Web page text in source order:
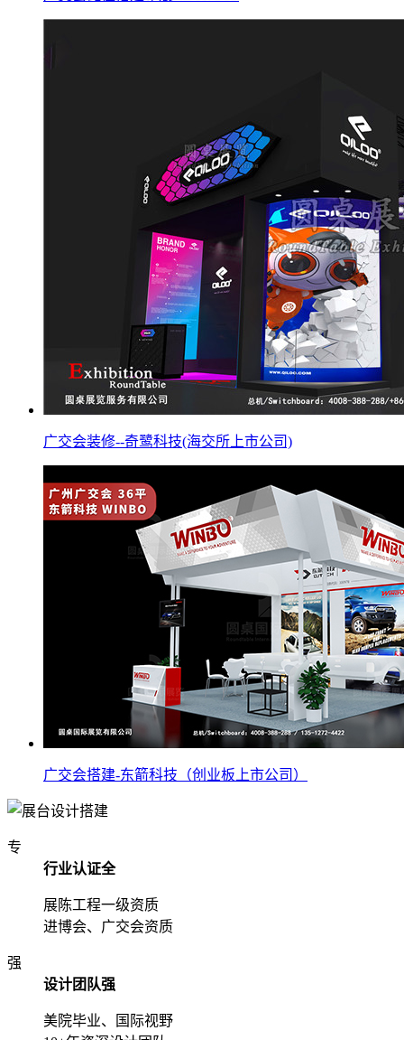
广交会装修--奇鹭科技(海交所上市公司)
广交会搭建-东箭科技（创业板上市公司）
专
行业认证全
展陈工程一级资质
进博会、广交会资质
强
设计团队强
美院毕业、国际视野